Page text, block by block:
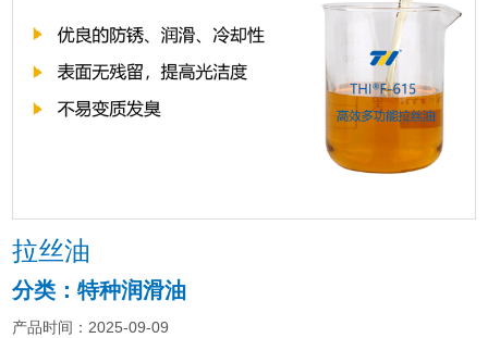
拉丝油
分类：特种润滑油
产品时间：2025-09-09